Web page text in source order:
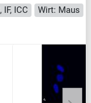
IF, ICC
Wirt: Maus